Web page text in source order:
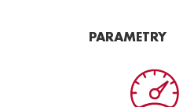
PARAMETRY